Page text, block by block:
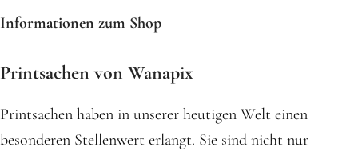
Informationen zum Shop
Printsachen von Wanapix
Printsachen haben in unserer heutigen Welt einen
besonderen Stellenwert erlangt. Sie sind nicht nur